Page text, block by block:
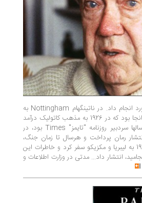
تحصیلات خود را در آکسفورد انجام داد. در ناتینگهام Nottingham به
روزنامه‌نگاری پرداخت و همانجا بود که در 1926 به مذهب کاتولیک درآمد
و متعصبی پرشور گشت... سالها سردبیر روزنامه "تایمز" Times بود، در
انتشار رمان پرداخت و هرسال تا زمان جنگ،
داستانی منتشر کرد. در 1935 به لیبریا و مکزیکو سفر کرد و خاطرات این
به طول انجامید، انتشار داد... مدتی در وزارت اطلاعات و